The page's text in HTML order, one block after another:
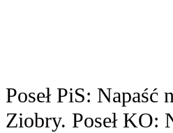
Poseł PiS: Napaść
Ziobry. Poseł KO: